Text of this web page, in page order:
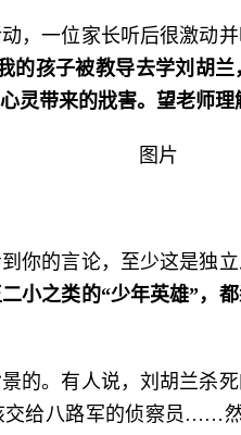
一位家长听后很激动并
的孩子被教导去学刘胡
灵带来的戕害。望老师
的言论，至少这是独立
小之类的“少年英雄”，都
。有人说，刘胡兰杀死
给八路军的侦察员……然